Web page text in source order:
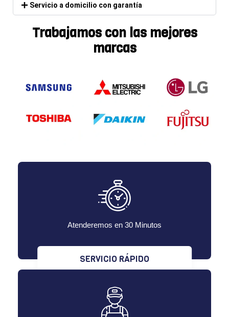
Servicio a domicilio con garantía
Trabajamos con las mejores
marcas
Atenderemos en 30 Minutos
SERVICIO RÁPIDO